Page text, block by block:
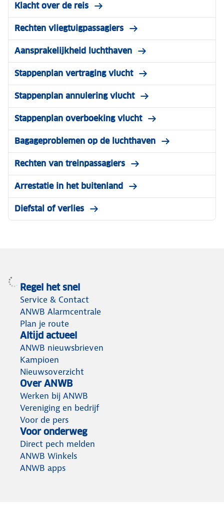
Klacht over de reis
Rechten vliegtuigpassagiers
Aansprakelijkheid luchthaven
Stappenplan vertraging vlucht
Stappenplan annulering vlucht
Stappenplan overboeking vlucht
Bagageproblemen op de luchthaven
Rechten van treinpassagiers
Arrestatie in het buitenland
Diefstal of verlies
Regel het snel
Service & Contact
ANWB Alarmcentrale
Plan je route
Altijd actueel
ANWB nieuwsbrieven
Kampioen
Nieuwsoverzicht
Over ANWB
Werken bij ANWB
Vereniging en bedrijf
Voor de pers
Voor onderweg
Direct pech melden
ANWB Winkels
ANWB apps